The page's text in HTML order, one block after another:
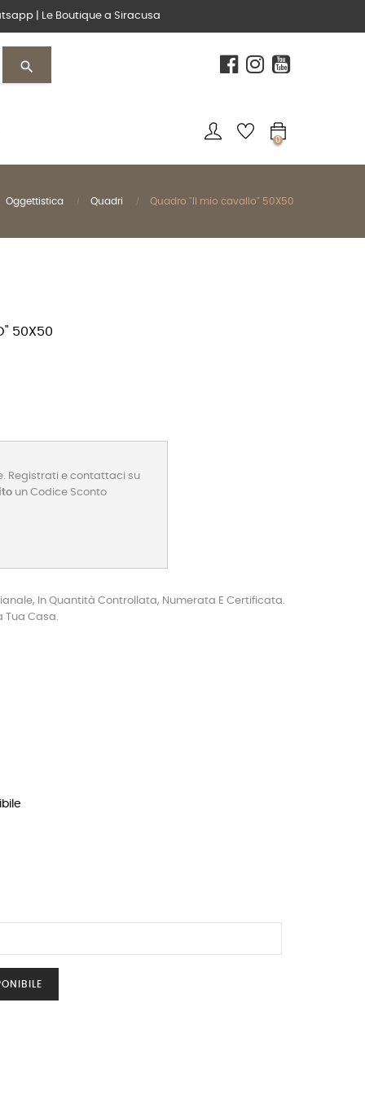
Le Boutique a Siracusa
search
0
Oggettistica Quadri Quadro "Il mio cavallo" 50X50
50X50
Registrati e contattaci su
un Codice Sconto
In Quantità Controllata, Numerata E Certificata.
Tua Casa.